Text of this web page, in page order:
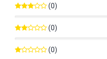
(0)
(0)
(0)